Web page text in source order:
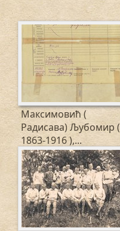
Максимовић (
Радисава) Љубомир (
1863-1916 ),...